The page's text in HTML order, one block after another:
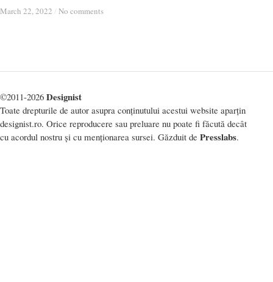
March 22, 2022 / No comments
March 22, 2022 / No comments
©2011-2026 Designist
Toate drepturile de autor asupra conținutului acestui website aparțin
designist.ro. Orice reproducere sau preluare nu poate fi făcută decât
cu acordul nostru și cu menționarea sursei. Găzduit de Presslabs.